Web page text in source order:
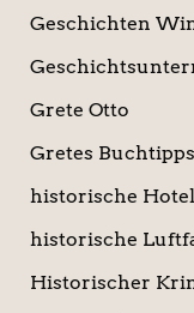
Geschichten
Grete Otto
Gretes
historische
historische
Historischer